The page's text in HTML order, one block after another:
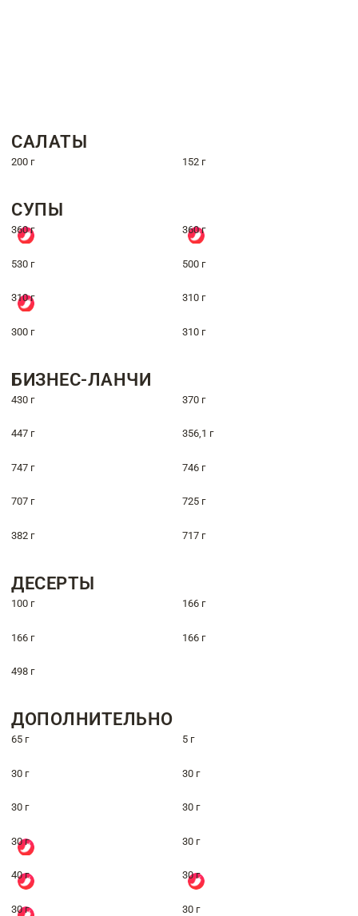
САЛАТЫ
200 г 152 г
СУПЫ
360 г 360 г
530 г 500 г
310 г 310 г
300 г 310 г
БИЗНЕС-ЛАНЧИ
430 г 370 г
447 г 356,1 г
747 г 746 г
707 г 725 г
382 г 717 г
ДЕСЕРТЫ
100 г 166 г
166 г 166 г
498 г
ДОПОЛНИТЕЛЬНО
65 г 5 г
30 г 30 г
30 г 30 г
30 г 30 г
40 г 30 г
30 г 30 г